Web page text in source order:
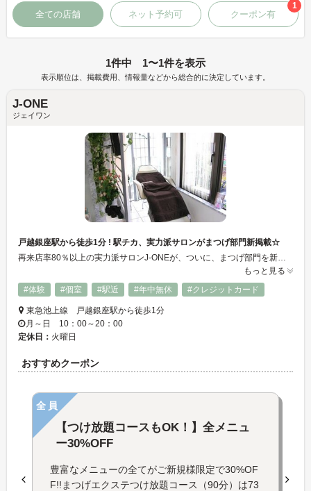
全ての店舗 ネット予約可 クーポン有
1
1件中 1〜1件を表示
表示順位は、掲載費用、情報量などから総合的に決定しています。
J-ONE
ジェイワン
戸越銀座駅から徒歩1分 ! 駅チカ、実力派サロンがまつげ部門新掲載☆
再来店率80％以上の実力派サロンJ-ONEが、ついに、まつげ部門を新連載！お客様に満足をご提供したい、そんなこだわりの施術で、リピーター続出中です！！
もっと見る
#体験
#個室 #駅近 #年中無休 #クレジットカード
東急池上線 戸越銀座駅から徒歩1分
月～日 10：00～20：00
定休日： 火曜日
おすすめクーポン
全員
【つけ放題コースもOK！】全メニュ
ー30%OFF
豊富なメニューの全てがご新規様限定で30%OF
F!!まつげエクステつけ放題コース（90分）は73